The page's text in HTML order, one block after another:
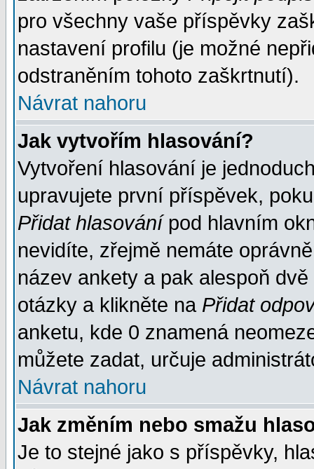
pro všechny vaše příspěvky
nastavení profilu (je možné
odstraněním tohoto zaškrtnutí).
Návrat nahoru
Jak vytvořím hlasování?
Vytvoření hlasování je
upravujete první příspěvek,
Přidat hlasovánípod hlavním
nevidíte, zřejmě nemáte
název ankety a pak alespoň
otázky a klikněte na Přidat
anketu, kde 0 znamená
můžete zadat, určuje
Návrat nahoru
Jak změním nebo smažu
Je to stejné jako s příspěvky,